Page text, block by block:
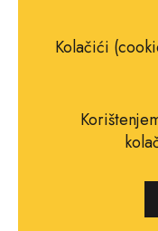
Uvjeti
Copyright
Kolačići